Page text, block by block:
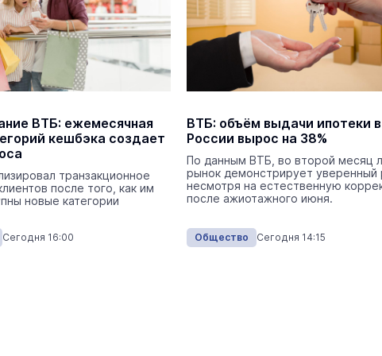
ВТБ: ежемесячная
кешбэка создает
транзакционное
после того, как им
новые категории
Сегодня 16:00
ВТБ: объём выдачи ипотеки в
России вырос на 38%
По данным ВТБ, во второй месяц
рынок демонстрирует уверенный
несмотря на естественную
после ажиотажного июня.
Общество Сегодня 14:15